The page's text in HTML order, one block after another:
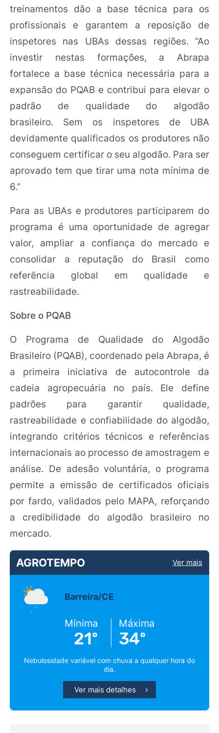
treinamentos dão a base técnica para os
profissionais e garantem a reposição de
inspetores nas UBAs dessas regiões. “Ao
investir nestas formações, a Abrapa
fortalece a base técnica necessária para a
expansão do PQAB e contribui para elevar o
padrão de qualidade do algodão
brasileiro. Sem os inspetores de UBA
devidamente qualificados os produtores não
conseguem certificar o seu algodão. Para ser
aprovado tem que tirar uma nota mínima de
6.”
Para as UBAs e produtores participarem do
programa é uma oportunidade de agregar
valor, ampliar a confiança do mercado e
consolidar a reputação do Brasil como
referência global em qualidade e
rastreabilidade.
Sobre o PQAB
O Programa de Qualidade do Algodão
Brasileiro (PQAB), coordenado pela Abrapa, é
a primeira iniciativa de autocontrole da
cadeia agropecuária no país. Ele define
padrões para garantir qualidade,
rastreabilidade e confiabilidade do algodão,
integrando critérios técnicos e referências
internacionais ao processo de amostragem e
análise. De adesão voluntária, o programa
permite a emissão de certificados oficiais
por fardo, validados pelo MAPA, reforçando
a credibilidade do algodão brasileiro no
mercado.
AGROTEMPO Ver mais
Barreira/CE
Mínima
21º
Máxima
34º
Nebulosidade variável com chuva a qualquer hora do
dia.
Ver mais detalhes